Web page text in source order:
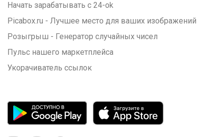
Начать зарабатывать с 24-ok
Picabox.ru - Лучшее место для ваших изображений
Розыгрыш - Генератор случайных чисел
Пульс нашего маркетплейса
Укорачиватель ссылок